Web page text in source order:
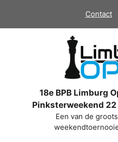
de
Contact
18e BPB Limburg
Pinksterweekend
Een van de